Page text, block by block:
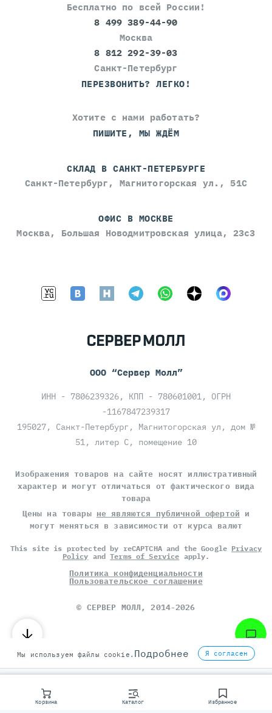
Корзина Каталог Избранное
Бесплатно по всей России!
8 499 389-44-90
Москва
8 812 292-39-03
Санкт-Петербург
ПЕРЕЗВОНИТЬ? ЛЕГКО!
Хотите с нами работать?
ПИШИТЕ, МЫ ЖДЁМ
СКЛАД В САНКТ-ПЕТЕРБУРГЕ
Санкт-Петербург, Магнитогорская ул., 51С
ОФИС В МОСКВЕ
Москва, Большая Новодмитровская улица, 23с3
ООО “Сервер Молл”
ИНН - 7806239326, КПП - 780601001, ОГРН
-1167847239317
195027, Санкт-Петербург, Магнитогорская ул, дом №
51, литер С, помещение 10
Изображения товаров на сайте носят иллюстративный
характер и могут отличаться от фактического вида
товара
Цены на товары не являются публичной офертой и
могут меняться в зависимости от курса валют
This site is protected by reCAPTCHA and the Google Privacy
Policy andTerms of Service apply.
Политика конфиденциальности
Пользовательское соглашение
© СЕРВЕР МОЛЛ, 2014-2026
Мы используем файлы cookie. Подробнее Я согласен